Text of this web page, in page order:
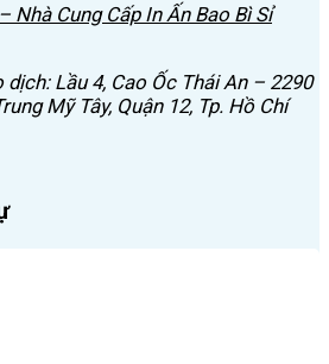
Nhà Cung Cấp In Ấn Bao Bì Sỉ
dịch: Lầu 4, Cao Ốc Thái An – 2290
Mỹ Tây, Quận 12, Tp. Hồ Chí